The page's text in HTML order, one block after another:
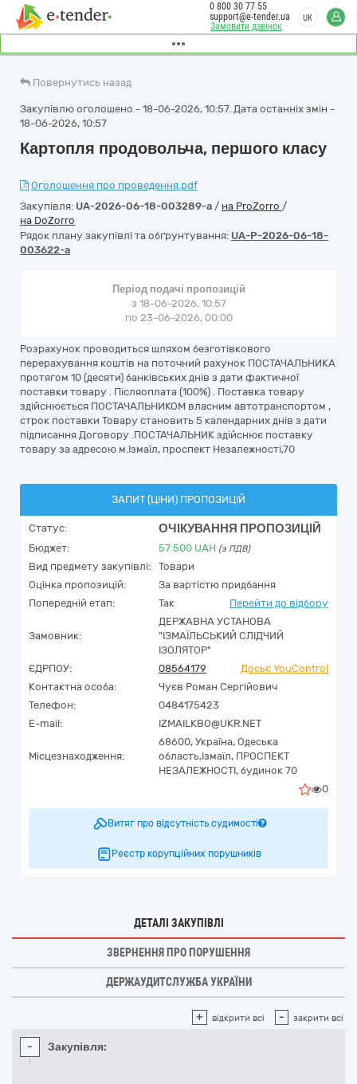
Замовити дзвінок
0 800 30 77 55
support@e-tender.ua
UK
Повернутись назад
Закупівлю оголошено - 18-06-2026, 10:57. Дата останніх змін -
18-06-2026, 10:57
Картопля продовольча, першого класу
Оголошення про проведення.pdf
Закупівля: UA-2026-06-18-003289-a / на ProZorro /
на DoZorro
Рядок плану закупівлі та обґрунтування: UA-P-2026-06-18-
003622-a
Період подачі пропозицій
з 18-06-2026, 10:57
по 23-06-2026, 00:00
Розрахунок проводиться шляхом безготівкового
перерахування коштів на поточний рахунок ПОСТАЧАЛЬНИКА
протягом 10 (десяти) банківських днів з дати фактичної
поставки товару . Післяоплата (100%) . Поставка товару
здійснюється ПОСТАЧАЛЬНИКОМ власним автотранспортом ,
строк поставки Товару становить 5 календарних днів з дати
підписання Договору .ПОСТАЧАЛЬНИК здійснює поставку
товару за адресою м.Ізмаїл, проспект Незалежності,70
ЗАПИТ (ЦІНИ) ПРОПОЗИЦІЙ
Статус: ОЧІКУВАННЯ ПРОПОЗИЦІЙ
Бюджет: 57 500 UAH (з ПДВ)
Вид предмету закупівлі:
Товари
Оцінка пропозицій:
За вартістю придбання
Попередній етап:
Так Перейти до відбору
Замовник:
ДЕРЖАВНА УСТАНОВА
"ІЗМАЇЛЬСЬКИЙ СЛІДЧИЙ
ІЗОЛЯТОР"
ЄДРПОУ:
08564179
Досьє YouControl
Контактна особа:
Чуєв Роман Сергійович
Телефон:
0484175423
E-mail:
IZMAILKBO@UKR.NET
Місцезнаходження:
68600, Україна, Одеська
область,Ізмаїл, ПРОСПЕКТ
НЕЗАЛЕЖНОСТІ, будинок 70
0
Витяг про відсутність судимості
Реєстр корупційних порушників
ДЕТАЛІ ЗАКУПІВЛІ
ЗВЕРНЕННЯ ПРО ПОРУШЕННЯ
ДЕРЖАУДИТСЛУЖБА УКРАЇНИ
+ відкрити всі - закрити всі
- Закупівля: